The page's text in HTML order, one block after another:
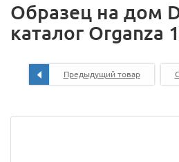
Образец на дом
каталог Organza
Предыдущий товар